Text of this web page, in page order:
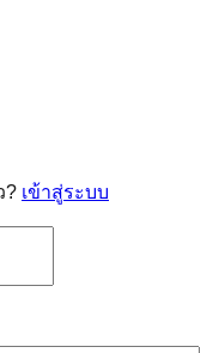
? เข้าสู่ระบบ